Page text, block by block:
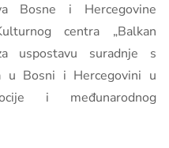
Bosne i Hercegovine
centra „Balkan
uspostavu suradnje s
u Bosni i Hercegovini u
i međunarodnog